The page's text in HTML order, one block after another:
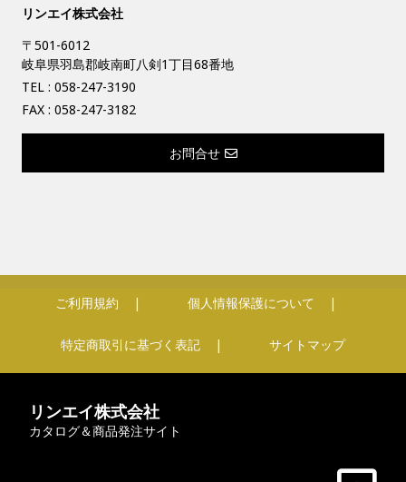
リンエイ株式会社
〒501-6012
岐阜県羽島郡岐南町八剣1丁目68番地
TEL : 058-247-3190
FAX : 058-247-3182
お問合せ
ご利用規約 個人情報保護について
特定商取引に基づく表記 サイトマップ
リンエイ株式会社
カタログ＆商品発注サイト